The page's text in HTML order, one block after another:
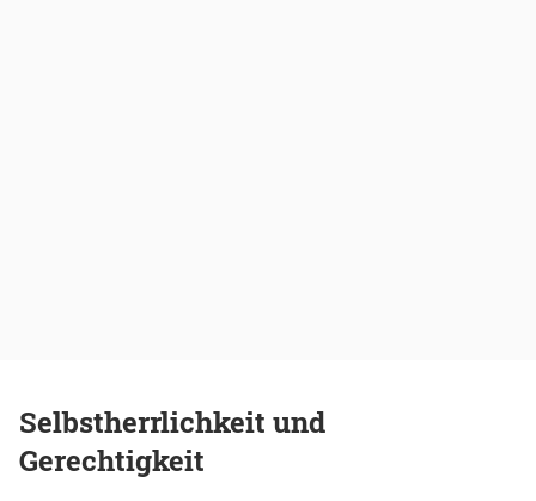
Selbstherrlichkeit und
Gerechtigkeit